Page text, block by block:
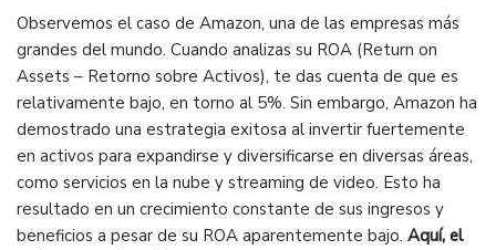
Observemos el caso de Amazon, una de las empresas más
grandes del mundo. Cuando analizas su ROA (Return on
Assets – Retorno sobre Activos), te das cuenta de que es
relativamente bajo, en torno al 5%. Sin embargo, Amazon ha
demostrado una estrategia exitosa al invertir fuertemente
en activos para expandirse y diversificarse en diversas áreas,
como servicios en la nube y streaming de video. Esto ha
resultado en un crecimiento constante de sus ingresos y
beneficios a pesar de su ROA aparentemente bajo. Aquí, el